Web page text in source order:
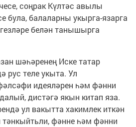
соңрак Күлтәс авылы
балаларны укырга-язарга
белән танышырга
шәһәренең Иске татар
рус теле укыта. Ул
идеяләрен һәм фәнни
дистәгә якын китап яза.
ул вакытта хакимлек иткән
фәнне һәм фәнни